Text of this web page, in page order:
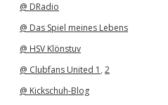
@ DRadio
@ Das Spiel meines Lebens
@ HSV Klönstuv
@ Clubfans United 1 , 2
@ Kickschuh-Blog